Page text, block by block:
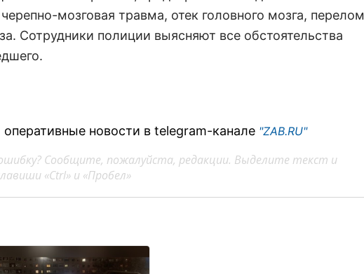
мозговая травма, отек головного мозга, перелом
Сотрудники полиции выясняют все обстоятельства
новости в telegram-канале "ZAB.RU"
Сообщите, пожалуйста, редакции. Выделите текст и
«Ctrl» и «Пробел»